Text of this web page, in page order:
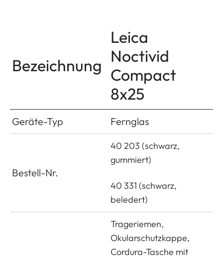
Bezeichnung
Leica
Noctivid
Compact
8x25
Geräte-Typ Fernglas
Bestell-Nr.
40 203 (schwarz,
gummiert)
40 331 (schwarz,
beledert)
Trageriemen,
Okularschutzkappe,
Cordura-Tasche mit